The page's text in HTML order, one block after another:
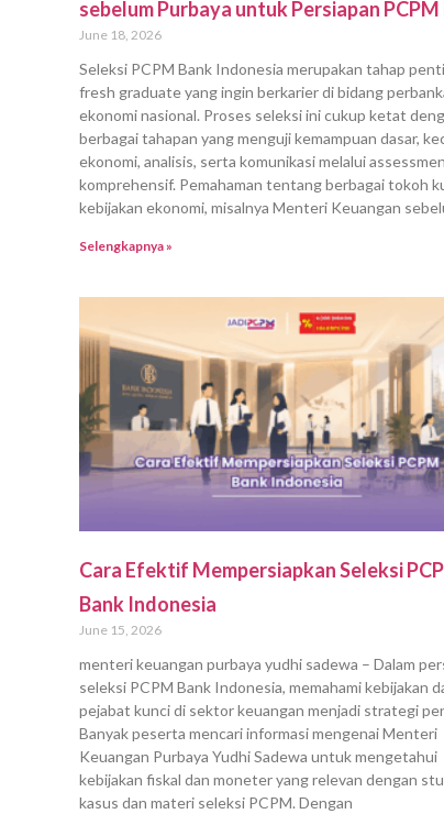
sebelum Purbaya untuk Persiapan PCPM
June 18, 2026
Seleksi PCPM Bank Indonesia merupakan tahap
fresh graduate yang ingin berkarier di bidang
ekonomi nasional. Proses seleksi ini cukup ketat
berbagai tahapan yang menguji kemampuan dasar,
ekonomi, analisis, serta komunikasi melalui
komprehensif. Pemahaman tentang berbagai tokoh
kebijakan ekonomi, misalnya Menteri Keuangan
Selengkapnya »
Cara Efektif Mempersiapkan Seleksi
Bank Indonesia
June 15, 2026
menteri keuangan purbaya yudhi sadewa – Dalam
seleksi PCPM Bank Indonesia, memahami kebijakan
pejabat kunci di sektor keuangan menjadi strategi
Banyak peserta mencari informasi mengenai Menteri
Keuangan Purbaya Yudhi Sadewa untuk mengetahui
kebijakan fiskal dan moneter yang relevan dengan
kasus dan materi seleksi PCPM. Dengan